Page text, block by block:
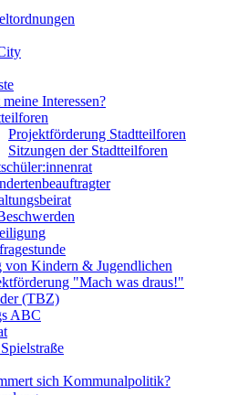
Interessen?
Projektförderung Stadtteilforen
Sitzungen der Stadtteilforen
von Kindern & Jugendlichen
"Mach was draus!"
(TBZ)
ABC
sich Kommunalpolitik?